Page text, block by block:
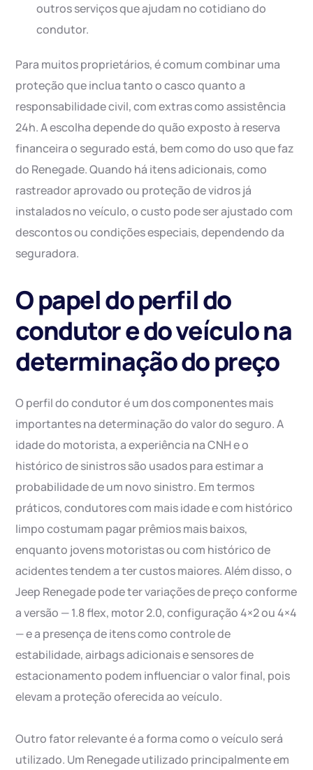
outros serviços que ajudam no cotidiano do
condutor.
Para muitos proprietários, é comum combinar uma
proteção que inclua tanto o casco quanto a
responsabilidade civil, com extras como assistência
24h. A escolha depende do quão exposto à reserva
financeira o segurado está, bem como do uso que faz
do Renegade. Quando há itens adicionais, como
rastreador aprovado ou proteção de vidros já
instalados no veículo, o custo pode ser ajustado com
descontos ou condições especiais, dependendo da
seguradora.
O papel do perfil do
condutor e do veículo na
determinação do preço
O perfil do condutor é um dos componentes mais
importantes na determinação do valor do seguro. A
idade do motorista, a experiência na CNH e o
histórico de sinistros são usados para estimar a
probabilidade de um novo sinistro. Em termos
práticos, condutores com mais idade e com histórico
limpo costumam pagar prêmios mais baixos,
enquanto jovens motoristas ou com histórico de
acidentes tendem a ter custos maiores. Além disso, o
Jeep Renegade pode ter variações de preço conforme
a versão — 1.8 flex, motor 2.0, configuração 4×2 ou 4×4
— e a presença de itens como controle de
estabilidade, airbags adicionais e sensores de
estacionamento podem influenciar o valor final, pois
elevam a proteção oferecida ao veículo.
Outro fator relevante é a forma como o veículo será
utilizado. Um Renegade utilizado principalmente em